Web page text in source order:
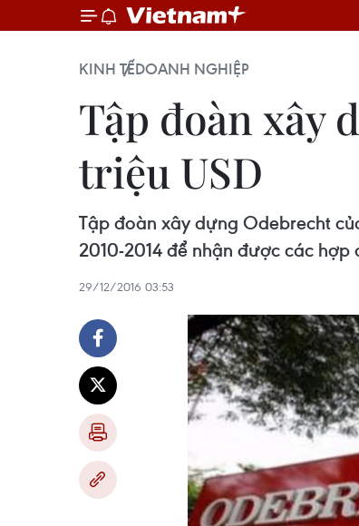
KINH TẾDOANH NGHIỆP
Tập đoàn xây
triệu USD
Tập đoàn xây dựng Odebrecht
2010-2014 để nhận được các
29/12/2016 03:53